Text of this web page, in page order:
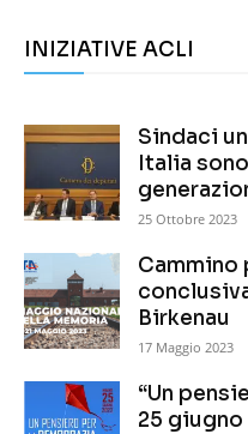
INIZIATIVE ACLI
Sindaci
Italia
25 Ottobre 2023
Cammino
Birkenau
17 Maggio 2023
“Un
25 giugno